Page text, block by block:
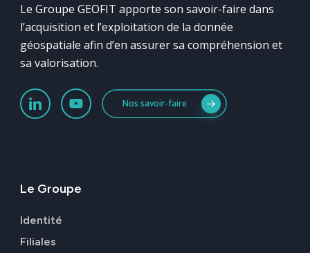
Le Groupe GEOFIT apporte son savoir-faire dans
l’acquisition et l’exploitation de la donnée
géospatiale afin d’en assurer sa compréhension et
sa valorisation.
Nos savoir-faire
Le Groupe
Identité
Filiales